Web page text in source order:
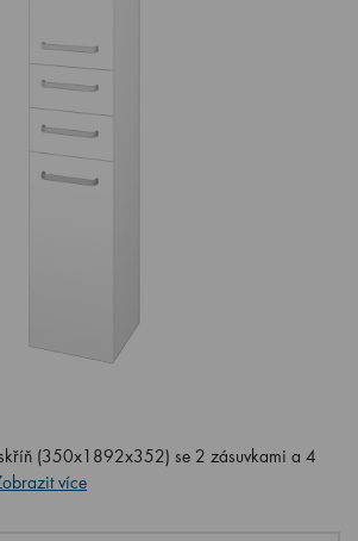
(350x1892x352) se 2 zásuvkami a 4
více